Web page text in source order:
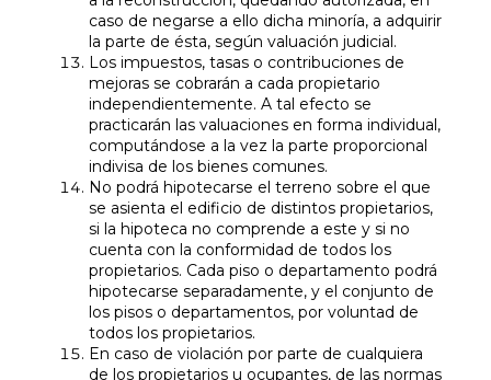
caso de negarse a ello dicha minoría, a adquirir
la parte de ésta, según valuación judicial.
Los impuestos, tasas o contribuciones de
mejoras se cobrarán a cada propietario
independientemente. A tal efecto se
practicarán las valuaciones en forma individual,
computándose a la vez la parte proporcional
indivisa de los bienes comunes.
No podrá hipotecarse el terreno sobre el que
se asienta el edificio de distintos propietarios,
si la hipoteca no comprende a este y si no
cuenta con la conformidad de todos los
propietarios. Cada piso o departamento podrá
hipotecarse separadamente, y el conjunto de
los pisos o departamentos, por voluntad de
todos los propietarios.
En caso de violación por parte de cualquiera
de los propietarios u ocupantes, de las normas